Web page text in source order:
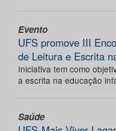
Evento
UFS promove III
de Leitura e Escrita
Iniciativa tem como
a escrita na educação
Saúde